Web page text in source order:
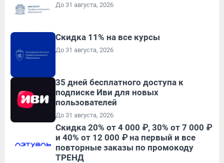
До 31 августа, 2026
Скидка 11% на все курсы
До 31 августа, 2026
35 дней бесплатного доступа к
подписке Иви для новых
пользователей
До 31 августа, 2026
Скидка 20% от 4 000 ₽, 30% от 7 000 ₽
и 40% от 12 000 ₽ на первый и все
повторные заказы по промокоду
ТРЕНД